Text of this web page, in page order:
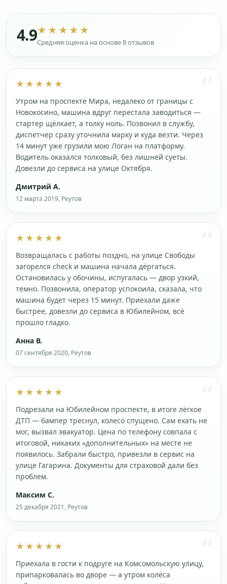
4.9★★★★★
Средняя оценка на основе 8 отзывов
★★★★★
Утром на проспекте Мира, недалеко от границы с
Новокосино, машина вдруг перестала заводиться —
стартер щёлкает, а толку ноль. Позвонил в службу,
диспетчер сразу уточнила марку и куда везти. Через
14 минут уже грузили мою Логан на платформу.
Водитель оказался толковый, без лишней суеты.
Довезли до сервиса на улице Октября.
Дмитрий А.
12 марта 2019, Реутов
★★★★★
Возвращалась с работы поздно, на улице Свободы
загорелся check и машина начала дёргаться.
Остановилась у обочины, испугалась — двор узкий,
темно. Позвонила, оператор успокоила, сказала, что
машина будет через 15 минут. Приехали даже
быстрее, довезли до сервиса в Юбилейном, всё
прошло гладко.
Анна В.
07 сентября 2020, Реутов
★★★★★
Подрезали на Юбилейном проспекте, в итоге лёгкое
ДТП — бампер треснул, колесо спущено. Сам ехать не
мог, вызвал эвакуатор. Цена по телефону совпала с
итоговой, никаких «дополнительных» на месте не
появилось. Забрали быстро, привезли в сервис на
улице Гагарина. Документы для страховой дали без
проблем.
Максим С.
25 декабря 2021, Реутов
★★★★★
Приехала в гости к подруге на Комсомольскую улицу,
припарковалась во дворе — а утром колёса